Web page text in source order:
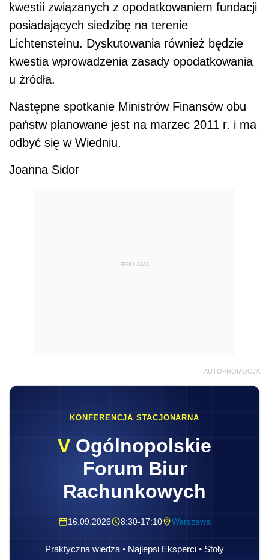
kwestii związanych z opodatkowaniem fundacji
posiadających siedzibę na terenie
Lichtensteinu. Dyskutowania również będzie
kwestia wprowadzenia zasady opodatkowania
u źródła.
Następne spotkanie Ministrów Finansów obu
państw planowane jest na marzec 2011 r. i ma
odbyć się w Wiedniu.
Joanna Sidor
REKLAMA
AUTOPROMOCJA
KONFERENCJA STACJONARNA
V Ogólnopolskie
Forum Biur
Rachunkowych
16.09.2026 8:30-17:10 Warszawa
Praktyczna wiedza • Najlepsi Eksperci • Stoły